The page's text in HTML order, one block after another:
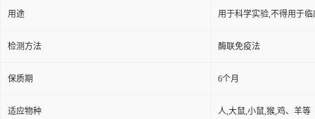
用途 用于科学实验,不得用于临
检测方法 酶联免疫法
保质期 6个月
适应物种 人,大鼠,小鼠,猴,鸡、羊等